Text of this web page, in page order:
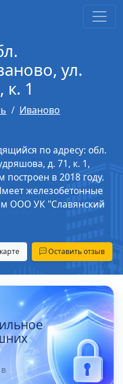
ул.
1
Иваново
по адресу: обл.
д. 71, к. 1,
в 2018 году.
железобетонные
ООО УК "Славянский
Оставить отзыв